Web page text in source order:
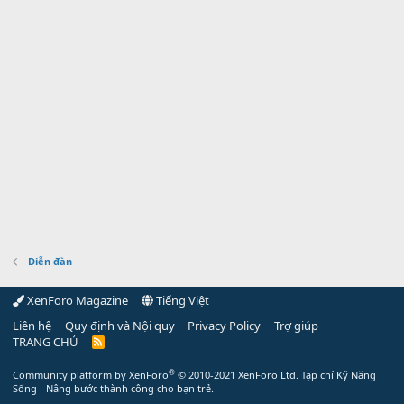
Diễn đàn
XenForo Magazine
Tiếng Việt
Liên hệ
Quy định và Nội quy Privacy Policy
Trợ giúp
TRANG CHỦ
R
Community platform by XenForo® © 2010-2021 XenForo Ltd. Tạp chí Kỹ Năng
Sống - Nâng bước thành công cho bạn trẻ.